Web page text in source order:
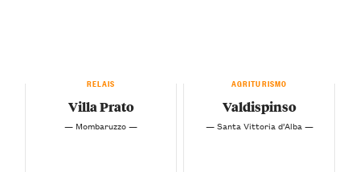
RELAIS
Villa Prato
— Mombaruzzo —
AGRITURISMO
Valdispinso
— Santa Vittoria d’Alba —